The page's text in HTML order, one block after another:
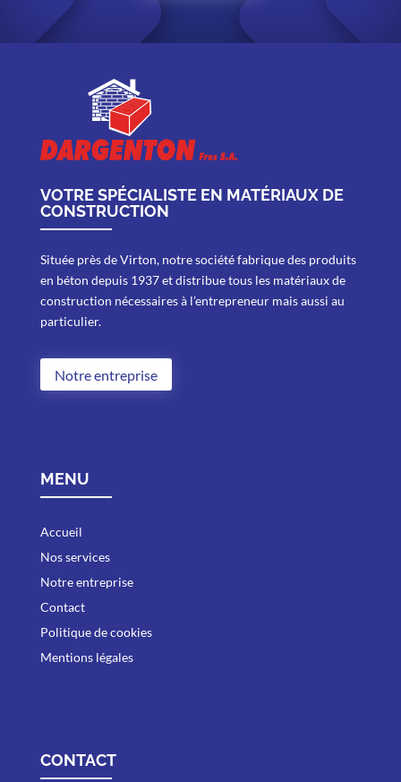
VOTRE SPÉCIALISTE EN MATÉRIAUX DE
CONSTRUCTION
Située près de Virton, notre société fabrique des produits
en béton depuis 1937 et distribue tous les matériaux de
construction nécessaires à l’entrepreneur mais aussi au
particulier.
Notre entreprise
MENU
Accueil
Nos services
Notre entreprise
Contact
Politique de cookies
Mentions légales
CONTACT